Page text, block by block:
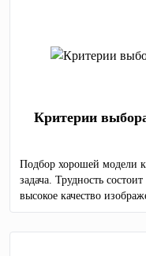
Критерии
Подбор хорошей модели
задача. Трудность
высокое качество
а дешевые модели не